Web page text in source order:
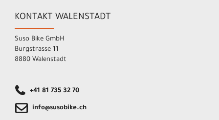
KONTAKT WALENSTADT
Suso Bike GmbH
Burgstrasse 11
8880 Walenstadt
+41 81 735 32 70
info@susobike.ch